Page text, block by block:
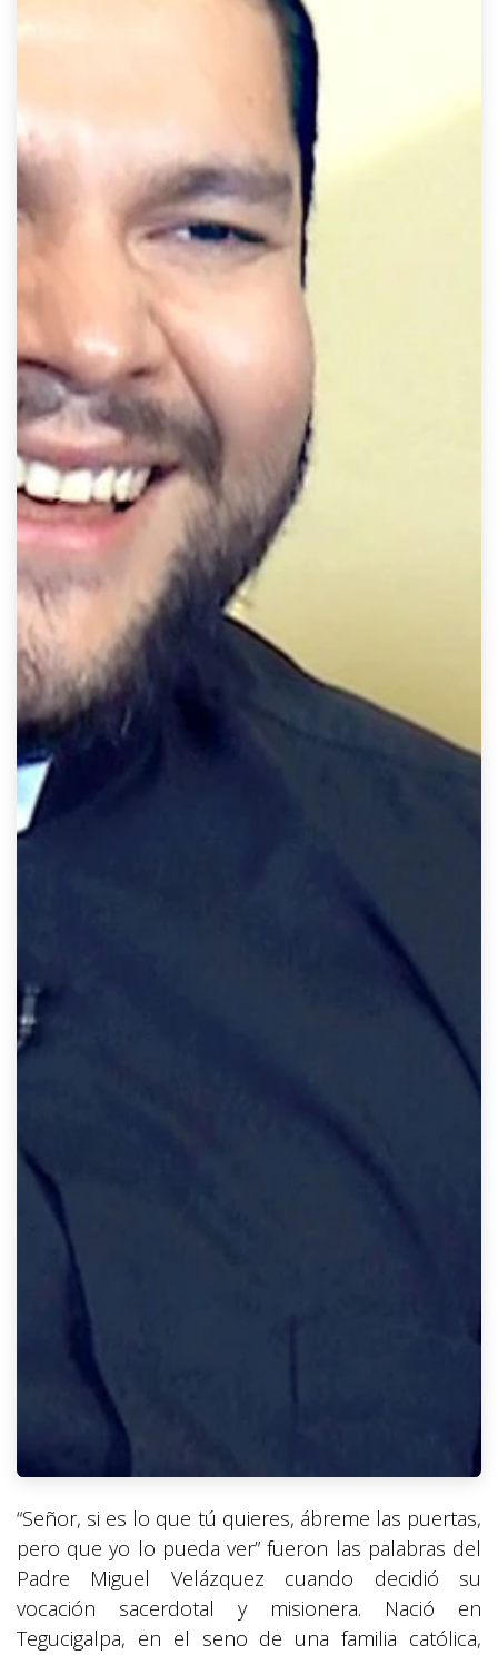
“Señor, si es lo que tú quieres, ábreme las puertas,
pero que yo lo pueda ver” fueron las palabras del
Padre Miguel Velázquez cuando decidió su
vocación sacerdotal y misionera. Nació en
Tegucigalpa, en el seno de una familia católica,